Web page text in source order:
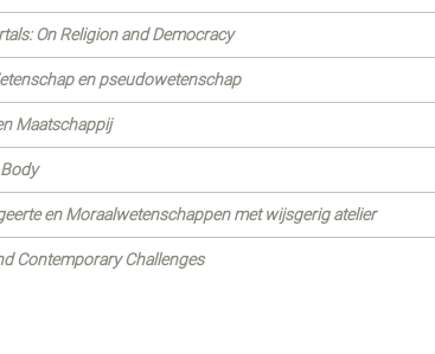
On Religion and Democracy
en pseudowetenschap
Maatschappij
en Moraalwetenschappen met wijsgerig atelier
Contemporary Challenges